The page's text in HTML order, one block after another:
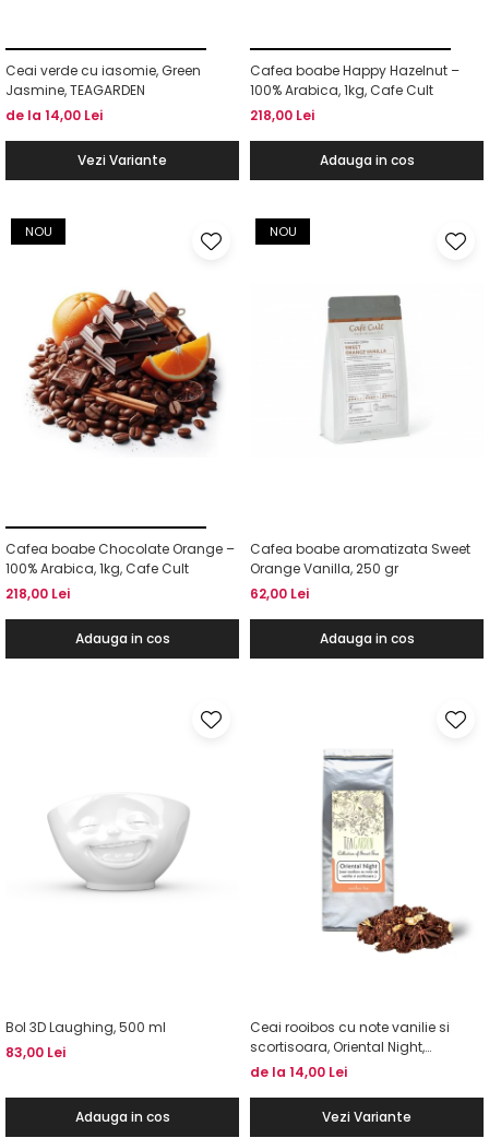
Ceai verde cu iasomie, Green
Jasmine, TEAGARDEN
de la 14,00 Lei
Vezi Variante
Cafea boabe Happy Hazelnut –
100% Arabica, 1kg, Cafe Cult
218,00 Lei
Adauga in cos
NOU
Cafea boabe Chocolate Orange –
100% Arabica, 1kg, Cafe Cult
218,00 Lei
Adauga in cos
NOU
Cafea boabe aromatizata Sweet
Orange Vanilla, 250 gr
62,00 Lei
Adauga in cos
Bol 3D Laughing, 500 ml
83,00 Lei
Adauga in cos
Ceai rooibos cu note vanilie si
scortisoara, Oriental Night,
TEAGRDEN
de la 14,00 Lei
Vezi Variante